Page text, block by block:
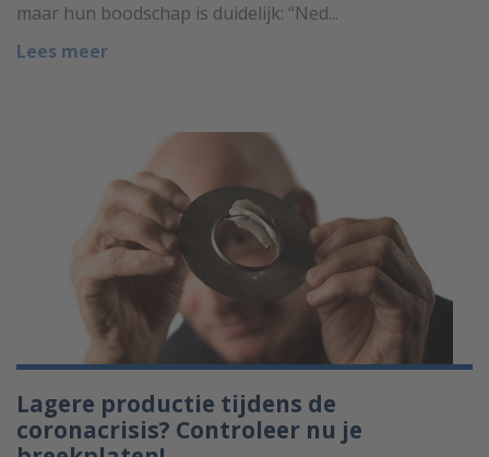
maar hun boodschap is duidelijk: “Ned...
Lees meer
Lagere productie tijdens de
coronacrisis? Controleer nu je